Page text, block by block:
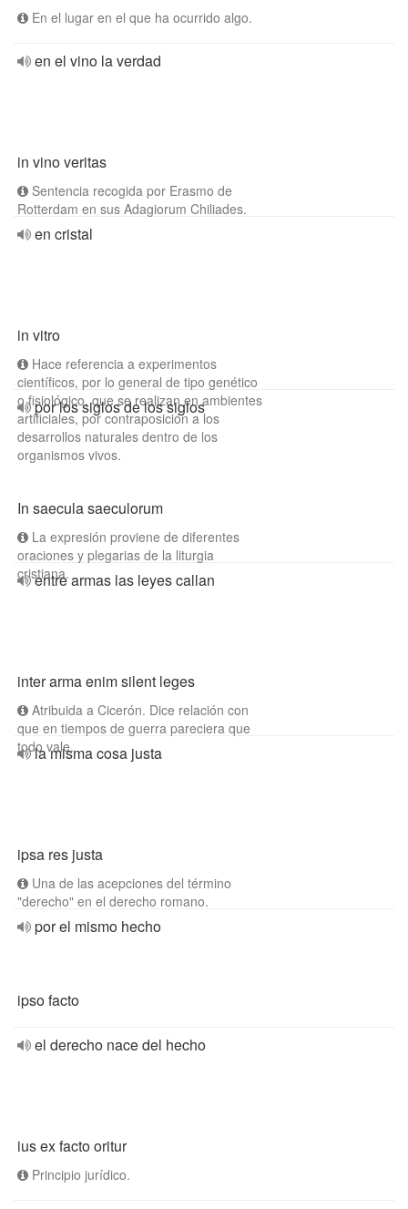
En el lugar en el que ha ocurrido algo.
en el vino la verdad
in vino veritas
Sentencia recogida por Erasmo de
Rotterdam en sus Adagiorum Chiliades.
en cristal
in vitro
Hace referencia a experimentos
científicos, por lo general de tipo genético
o fisiológico, que se realizan en ambientes
artificiales, por contraposición a los
desarrollos naturales dentro de los
organismos vivos.
por los siglos de los siglos
In saecula saeculorum
La expresión proviene de diferentes
oraciones y plegarias de la liturgia
cristiana.
entre armas las leyes callan
inter arma enim silent leges
Atribuida a Cicerón. Dice relación con
que en tiempos de guerra pareciera que
todo vale.
la misma cosa justa
ipsa res justa
Una de las acepciones del término
"derecho" en el derecho romano.
por el mismo hecho
ipso facto
el derecho nace del hecho
ius ex facto oritur
Principio jurídico.